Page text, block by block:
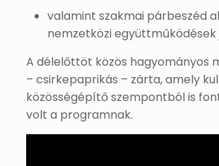
valamint szakmai párbeszéd
nemzetközi együttműködések
A délelőttöt közös hagyományos
– csirkepaprikás – zárta, amely
közösségépítő szempontból is
volt a programnak.